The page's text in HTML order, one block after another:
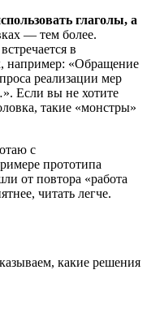
глаголы, а
— тем более.
в
например: «Обращение
реализации мер
Если вы не хотите
такие «монстры»
с
прототипа
от повтора «работа
читать легче.
какие решения